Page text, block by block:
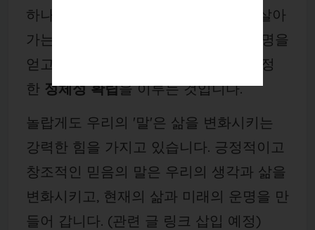
하나님의 생기를 받아 성령님과 함께 살아
가는 것을 의미합니다. 이는 영적인 생명을
얻고, 하나님과의 깊은 교제 속에서 진정
한 정체성 확립을 이루는 것입니다.
놀랍게도 우리의 '말'은 삶을 변화시키는
강력한 힘을 가지고 있습니다. 긍정적이고
창조적인 믿음의 말은 우리의 생각과 삶을
변화시키고, 현재의 삶과 미래의 운명을 만
들어 갑니다. (관련 글 링크 삽입 예정)